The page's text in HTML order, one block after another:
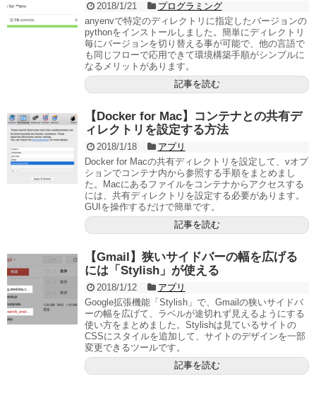
2018/1/21
プログラミング
anyenvで特定のディレクトリに指定したバージョンの
pythonをインストールしました。簡単にディレクトリ
毎にバージョンを切り替える事が可能で、他の言語で
も同じフローで応用できて環境構築手順がシンプルに
なるメリットがあります。
記事を読む
【Docker for Mac】コンテナとの共有デ
ィレクトリを設定する方法
2018/1/18
アプリ
Docker for Macの共有ディレクトリを設定して、vオプ
ションでコンテナ内から参照する手順をまとめまし
た。Macにあるファイルをコンテナからアクセスする
には、共有ディレクトリを設定する必要があります。
GUIを操作するだけで簡単です。
記事を読む
【Gmail】狭いサイドバーの幅を広げる
には「Stylish」が使える
2018/1/12
アプリ
Google拡張機能「Stylish」で、Gmailの狭いサイドバ
ーの幅を広げて、ラベルが途切れず見えるようにする
使い方をまとめました。Stylishは見ているサイトの
CSSにスタイルを追加して、サイトのデザインを一部
変更できるツールです。
記事を読む